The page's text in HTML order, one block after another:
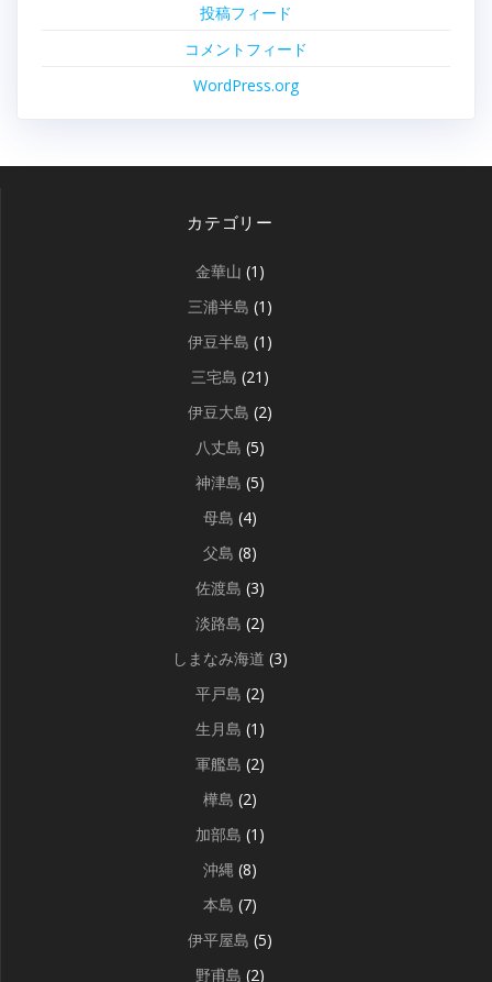
投稿フィード
コメントフィード
WordPress.org
カテゴリー
金華山 (1)
三浦半島 (1)
伊豆半島 (1)
三宅島 (21)
伊豆大島 (2)
八丈島 (5)
神津島 (5)
母島 (4)
父島 (8)
佐渡島 (3)
淡路島 (2)
しまなみ海道 (3)
平戸島 (2)
生月島 (1)
軍艦島 (2)
樺島 (2)
加部島 (1)
沖縄 (8)
本島 (7)
伊平屋島 (5)
野甫島 (2)